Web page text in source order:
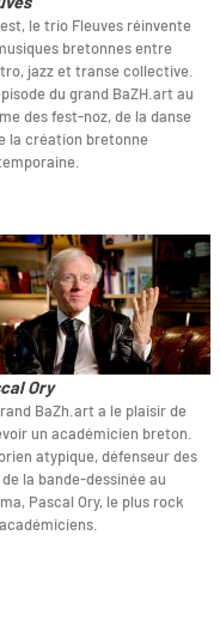
le trio Fleuves réinvente
bretonnes entre
jazz et transe collective.
du grand BaZH.art au
des fest-noz, de la danse
la création bretonne
Ory
BaZh.art a le plaisir de
un académicien breton.
atypique, défenseur des
la bande-dessinée au
Pascal Ory, le plus rock